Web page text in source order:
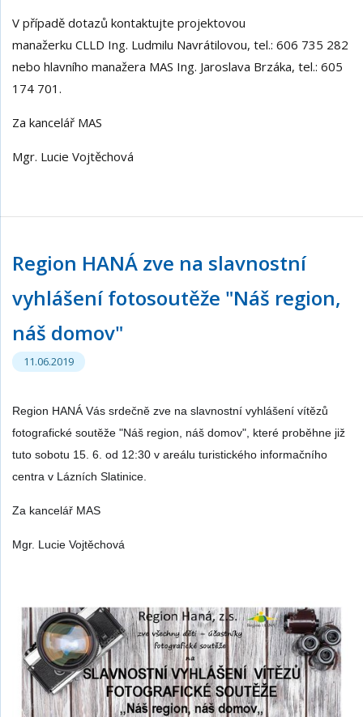
V případě dotazů kontaktujte projektovou
manažerku CLLD Ing. Ludmilu Navrátilovou, tel.: 606 735 282
nebo hlavního manažera MAS Ing. Jaroslava Brzáka, tel.: 605
174 701.
Za kancelář MAS
Mgr. Lucie Vojtěchová
Region HANÁ zve na slavnostní
vyhlášení fotosoutěže "Náš region,
náš domov"
11.06.2019
Region HANÁ Vás srdečně zve na slavnostní vyhlášení vítězů
fotografické soutěže "Náš region, náš domov", které proběhne již
tuto sobotu 15. 6. od 12:30 v areálu turistického informačního
centra v Lázních Slatinice.
Za kancelář MAS
Mgr. Lucie Vojtěchová